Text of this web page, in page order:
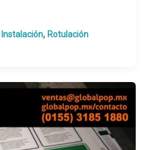
Instalación, Rotulación